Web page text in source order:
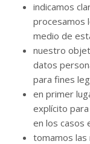
indicamos
procesamos
medio de
nuestro
datos
para fines
en primer
explícito
en los casos
tomamos las